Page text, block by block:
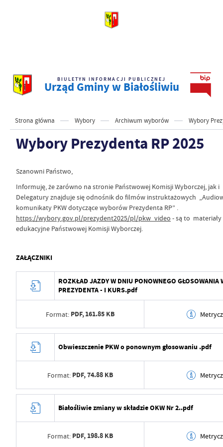
BIULETYN INFORMACJI PUBLICZNEJ
Urząd Gminy w Białośliwiu
Strona główna Wybory Archiwum wyborów Wybory
Wybory Prezydenta RP 2025
Szanowni Państwo,
Informuję, że zarówno na stronie Państwowej Komisji Wyborczej, jak
Delegatury znajduje się odnośnik do filmów instruktażowych
komunikaty PKW dotyczące wyborów Prezydenta RP” .
https://wybory.gov.pl/prezydent2025/pl/pkw_video - są to
edukacyjne Państwowej Komisji Wyborczej.
ZAŁĄCZNIKI
ROZKŁAD JAZDY W DNIU PONOWNEGO GŁOSOWANIA
PREZYDENTA - I KURS.pdf
Format: PDF,161.85 KB
Data opublikowania 2025-05-30 08:52:59
Opublikował Artur Wika
Data ostatniej aktualizacji
Ostatnio zaktualizował Artur Wika
Obwieszczenie PKW o ponownym głosowaniu .pdf
Format: PDF,74.88 KB
Data opublikowania 2025-05-27 12:46:36
Białośliwie zmiany w składzie OKW Nr 2..pdf
Format: PDF, 198.8 KB